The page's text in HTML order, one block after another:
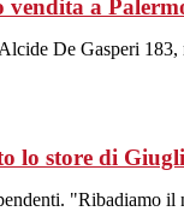
vendita a
De Gasperi 183,
lo store di
"Ribadiamo